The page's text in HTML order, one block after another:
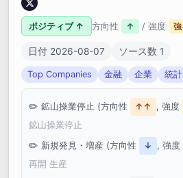
ポジティブ ↑ 方向性 ↑ / 強度 強
日付 2026-08-07 ソース数 1
Top Companies 金融 企業 統計
鉱山操業停止 (方向性 ↑↑ , 強度
鉱山操業停止
新規発見・増産 (方向性
↓ , 強度
再開 生産